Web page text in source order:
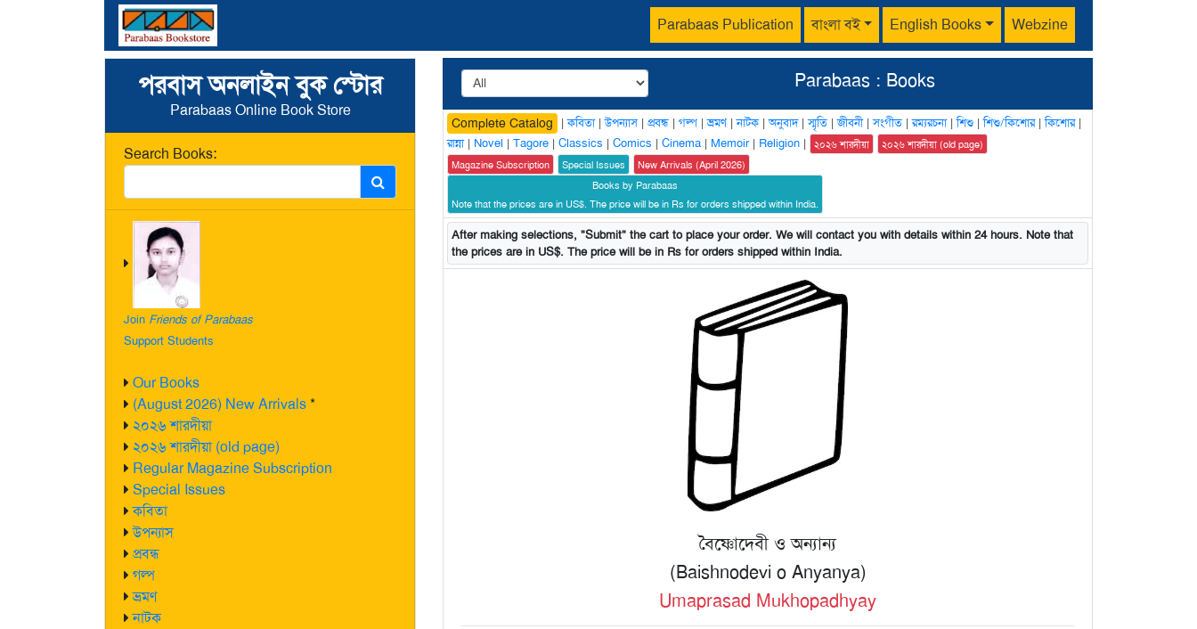
Parabaas Publication বাংলা বই English Books Webzine
পরবাস অনলাইন বুক স্টোর
Parabaas Online Book Store
Search Books:
Join Friends of Parabaas
Support Students
Our Books
(August 2026) New Arrivals*
২০২৬ শারদীয়া
২০২৬ শারদীয়া (old page)
Regular Magazine Subscription
Special Issues
কবিতা
উপন্যাস
প্রবন্ধ
গল্প
ভ্রমণ
নাটক
Parabaas : Books
Complete Catalog |কবিতা|উপন্যাস| প্রবন্ধ | গল্প |ভ্রমণ|নাটক |অনুবাদ|স্মৃতি |জীবনী|সংগীত |রম্যরচনা|শিশু |শিশু/কিশোর|কিশোর|
রান্না| Novel | Tagore | Classics | Comics | Cinema | Memoir| Religion | ২০২৬ শারদীয়া
২০২৬ শারদীয়া (old page)
Magazine Subscription
Special Issues
New Arrivals (April 2026)
Books by Parabaas
Note that the prices are in US$. The price will be in Rs for orders shipped within India.
After making selections, "Submit" the cart to place your order. We will contact you with details within 24 hours. Note that
the prices are in US$. The price will be in Rs for orders shipped within India.
বৈষ্ণোদেবী ও অন্যান্য
(Baishnodevi o Anyanya)
Umaprasad Mukhopadhyay